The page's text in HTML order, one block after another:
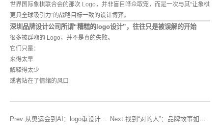
世界国际象棋联合会的那次 Logo，并非盲目哗众取宠，而是一次与其“让象棋
更具全球吸引力”的战略目标一致的设计博弈。
深圳品牌设计公司所谓“糟糕的logo设计”，往往只是被误解的开始
很多被群嘲的 Logo，并不是真的失败。
它们只是：
来得太早
解释得太少
或者站在了情绪的风口